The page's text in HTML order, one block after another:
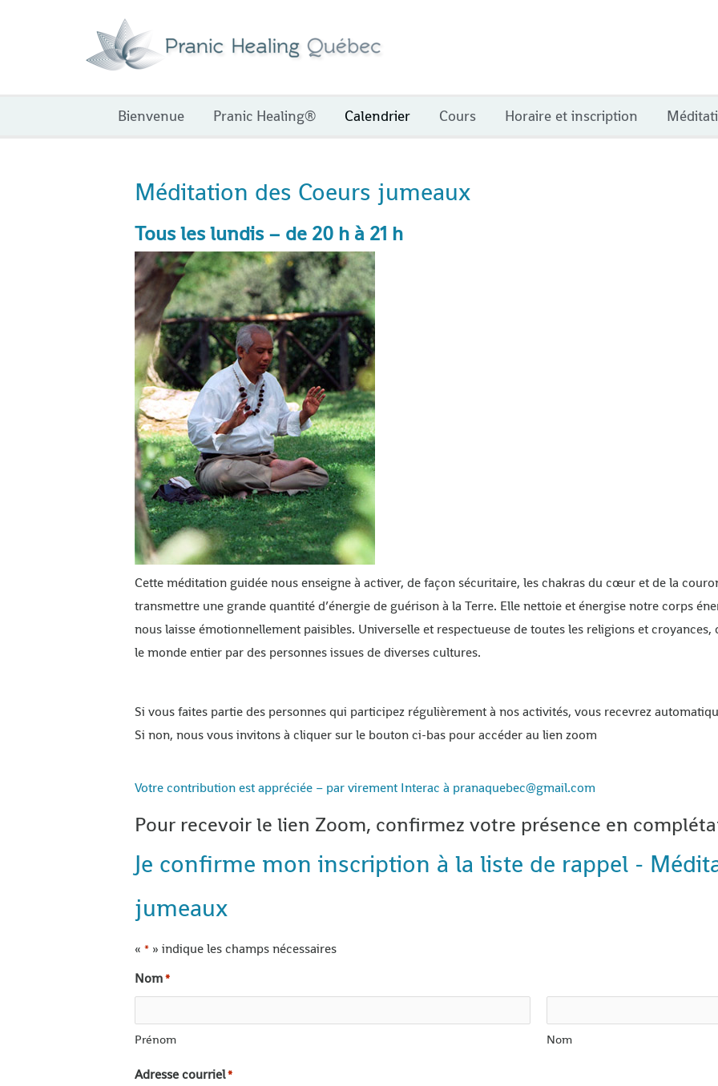
Bienvenue Pranic Healing® Calendrier Cours Horaire et inscription
Méditation des Coeurs jumeaux
Tous les lundis – de 20 h à 21 h
Cette méditation guidée nous enseigne à activer, de façon sécuritaire, les chakras du cœur et de la
transmettre une grande quantité d’énergie de guérison à la Terre. Elle nettoie et énergise notre corps
nous laisse émotionnellement paisibles. Universelle et respectueuse de toutes les religions et
le monde entier par des personnes issues de diverses cultures.
Si vous faites partie des personnes qui participez régulièrement à nos activités, vous recevrez
Si non, nous vous invitons à cliquer sur le bouton ci-bas pour accéder au lien zoom
Votre contribution est appréciée – par virement Interac à pranaquebec@gmail.com
Pour recevoir le lien Zoom, confirmez votre présence en
Je confirme mon inscription à la liste de rappel -
jumeaux
« * » indique les champs nécessaires
Nom*
Prénom Nom
Adresse courriel*